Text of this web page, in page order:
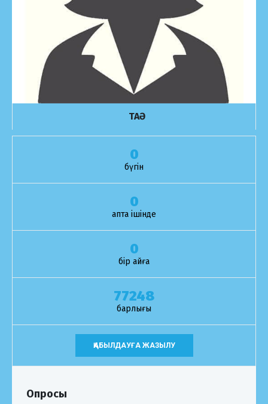
ТАӘ
0
бүгін
0
апта ішінде
0
бір айға
77248
барлығы
ҚАБЫЛДАУҒА ЖАЗЫЛУ
Опросы